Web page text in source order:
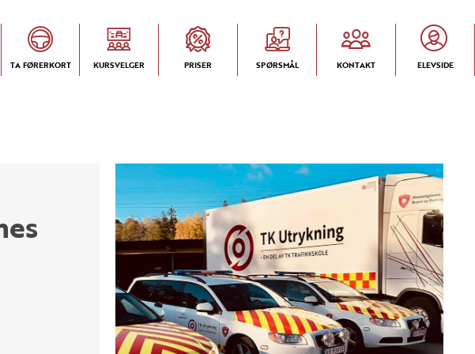
TA FØRERKORT KURSVELGER PRISER SPØRSMÅL KONTAKT ELEVSIDE